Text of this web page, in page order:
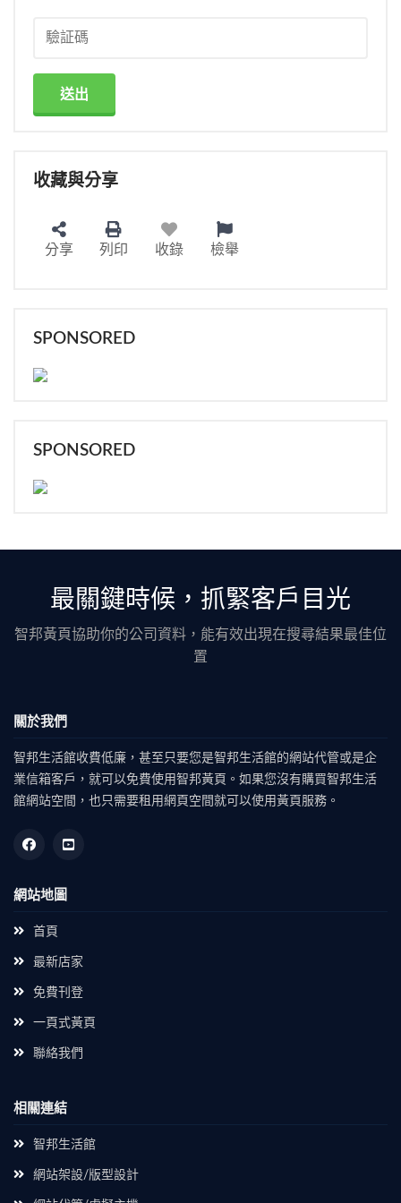
送出
收藏與分享
分享 列印 收錄 檢舉
SPONSORED
SPONSORED
最關鍵時候，抓緊客戶目光
智邦黃頁協助你的公司資料，能有效出現在搜尋結果最佳位
置
關於我們
智邦生活館收費低廉，甚至只要您是智邦生活館的網站代管或是企
業信箱客戶，就可以免費使用智邦黃頁。如果您沒有購買智邦生活
館網站空間，也只需要租用網頁空間就可以使用黃頁服務。
網站地圖
首頁
最新店家
免費刊登
一頁式黃頁
聯絡我們
相關連結
智邦生活館
網站架設/版型設計